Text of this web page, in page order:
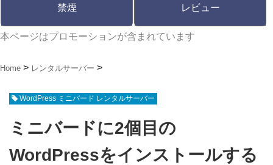
禁煙 レビュー
本ページはプロモーションが含まれています
Home レンタルサーバー
WordPress ミニバード レンタルサーバー
ミニバードに2個目の
WordPressをインストールする